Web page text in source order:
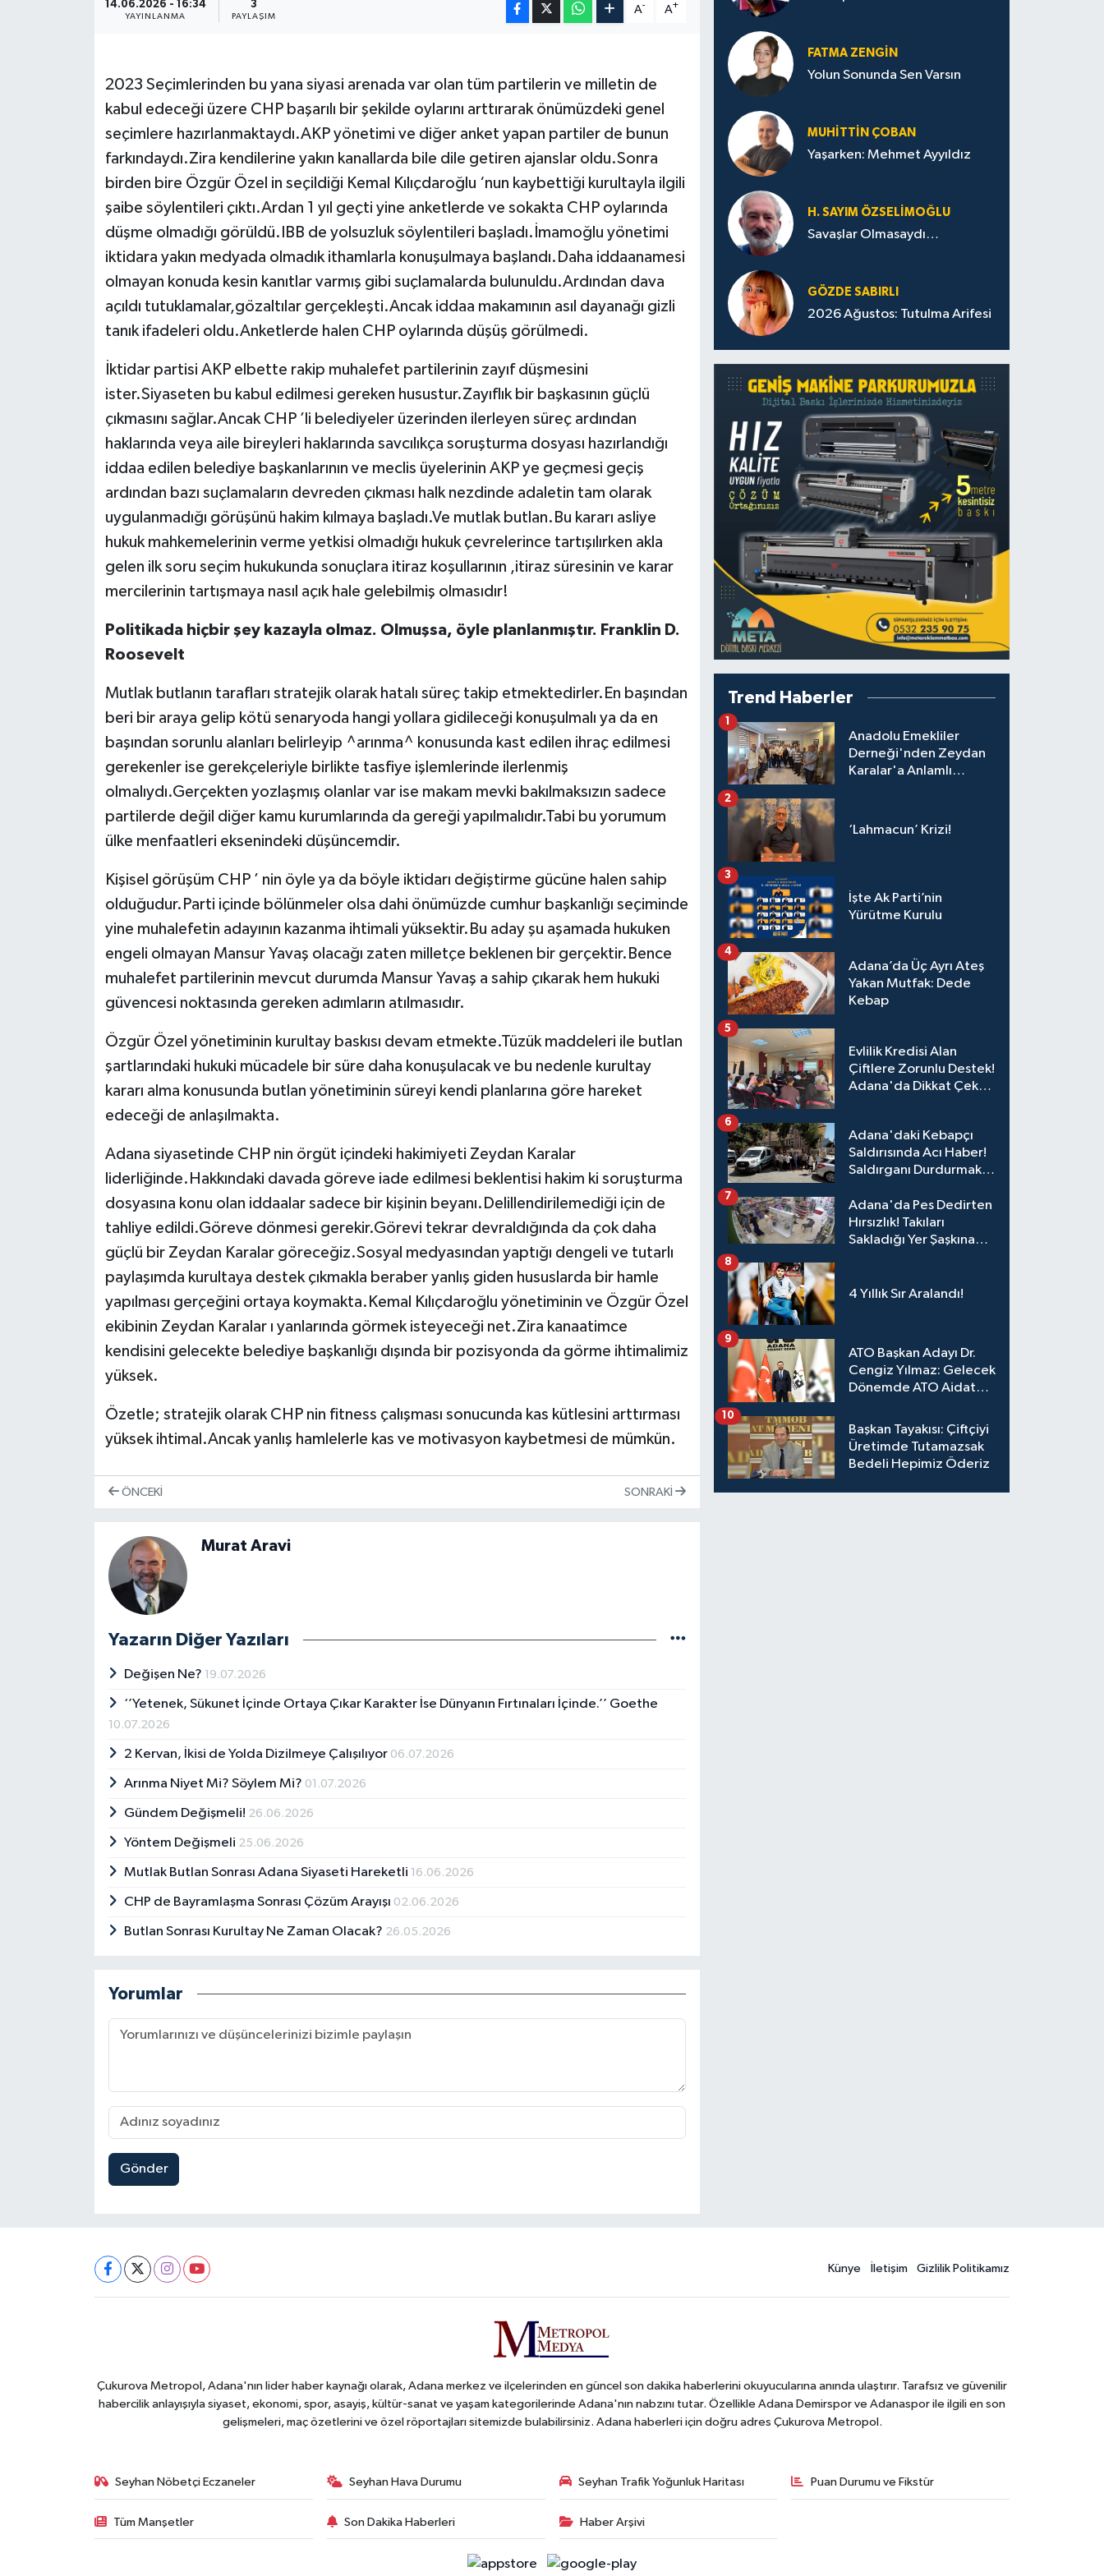
14.06.2026 - 16:34
YAYINLANMA
3
PAYLAŞIM
A- A+
2023 Seçimlerinden bu yana siyasi arenada var olan tüm partilerin ve milletin de
kabul edeceği üzere CHP başarılı bir şekilde oylarını arttırarak önümüzdeki genel
seçimlere hazırlanmaktaydı.AKP yönetimi ve diğer anket yapan partiler de bunun
farkındaydı.Zira kendilerine yakın kanallarda bile dile getiren ajanslar oldu.Sonra
birden bire Özgür Özel in seçildiği Kemal Kılıçdaroğlu ‘nun kaybettiği kurultayla ilgili
şaibe söylentileri çıktı.Ardan 1 yıl geçti yine anketlerde ve sokakta CHP oylarında
düşme olmadığı görüldü.IBB de yolsuzluk söylentileri başladı.İmamoğlu yönetimi
iktidara yakın medyada olmadık ithamlarla konuşulmaya başlandı.Daha iddaanamesi
olmayan konuda kesin kanıtlar varmış gibi suçlamalarda bulunuldu.Ardından dava
açıldı tutuklamalar,gözaltılar gerçekleşti.Ancak iddaa makamının asıl dayanağı gizli
tanık ifadeleri oldu.Anketlerde halen CHP oylarında düşüş görülmedi.
İktidar partisi AKP elbette rakip muhalefet partilerinin zayıf düşmesini
ister.Siyaseten bu kabul edilmesi gereken husustur.Zayıflık bir başkasının güçlü
çıkmasını sağlar.Ancak CHP ’li belediyeler üzerinden ilerleyen süreç ardından
haklarında veya aile bireyleri haklarında savcılıkça soruşturma dosyası hazırlandığı
iddaa edilen belediye başkanlarının ve meclis üyelerinin AKP ye geçmesi geçiş
ardından bazı suçlamaların devreden çıkması halk nezdinde adaletin tam olarak
uygulanmadığı görüşünü hakim kılmaya başladı.Ve mutlak butlan.Bu kararı asliye
hukuk mahkemelerinin verme yetkisi olmadığı hukuk çevrelerince tartışılırken akla
gelen ilk soru seçim hukukunda sonuçlara itiraz koşullarının ,itiraz süresinin ve karar
mercilerinin tartışmaya nasıl açık hale gelebilmiş olmasıdır!
Politikada hiçbir şey kazayla olmaz. Olmuşsa, öyle planlanmıştır. Franklin D.
Roosevelt
Mutlak butlanın tarafları stratejik olarak hatalı süreç takip etmektedirler.En başından
beri bir araya gelip kötü senaryoda hangi yollara gidileceği konuşulmalı ya da en
başından sorunlu alanları belirleyip ^arınma^ konusunda kast edilen ihraç edilmesi
gerekenler ise gerekçeleriyle birlikte tasfiye işlemlerinde ilerlenmiş
olmalıydı.Gerçekten yozlaşmış olanlar var ise makam mevki bakılmaksızın sadece
partilerde değil diğer kamu kurumlarında da gereği yapılmalıdır.Tabi bu yorumum
ülke menfaatleri eksenindeki düşüncemdir.
Kişisel görüşüm CHP ’ nin öyle ya da böyle iktidarı değiştirme gücüne halen sahip
olduğudur.Parti içinde bölünmeler olsa dahi önümüzde cumhur başkanlığı seçiminde
yine muhalefetin adayının kazanma ihtimali yüksektir.Bu aday şu aşamada hukuken
engeli olmayan Mansur Yavaş olacağı zaten milletçe beklenen bir gerçektir.Bence
muhalefet partilerinin mevcut durumda Mansur Yavaş a sahip çıkarak hem hukuki
güvencesi noktasında gereken adımların atılmasıdır.
Özgür Özel yönetiminin kurultay baskısı devam etmekte.Tüzük maddeleri ile butlan
şartlarındaki hukuki mücadele bir süre daha konuşulacak ve bu nedenle kurultay
kararı alma konusunda butlan yönetiminin süreyi kendi planlarına göre hareket
edeceği de anlaşılmakta.
Adana siyasetinde CHP nin örgüt içindeki hakimiyeti Zeydan Karalar
liderliğinde.Hakkındaki davada göreve iade edilmesi beklentisi hakim ki soruşturma
dosyasına konu olan iddaalar sadece bir kişinin beyanı.Delillendirilemediği için de
tahliye edildi.Göreve dönmesi gerekir.Görevi tekrar devraldığında da çok daha
güçlü bir Zeydan Karalar göreceğiz.Sosyal medyasından yaptığı dengeli ve tutarlı
paylaşımda kurultaya destek çıkmakla beraber yanlış giden hususlarda bir hamle
yapılması gerçeğini ortaya koymakta.Kemal Kılıçdaroğlu yönetiminin ve Özgür Özel
ekibinin Zeydan Karalar ı yanlarında görmek isteyeceği net.Zira kanaatimce
kendisini gelecekte belediye başkanlığı dışında bir pozisyonda da görme ihtimalimiz
yüksek.
Özetle; stratejik olarak CHP nin fitness çalışması sonucunda kas kütlesini arttırması
yüksek ihtimal.Ancak yanlış hamlelerle kas ve motivasyon kaybetmesi de mümkün.
ÖNCEKI SONRAKI
Murat Aravi
Yazarın Diğer Yazıları
Değişen Ne? 19.07.2026
‘’Yetenek, Sükunet İçinde Ortaya Çıkar Karakter İse Dünyanın Fırtınaları İçinde.’’ Goethe
10.07.2026
2 Kervan, İkisi de Yolda Dizilmeye Çalışılıyor 06.07.2026
Arınma Niyet Mi? Söylem Mi? 01.07.2026
Gündem Değişmeli! 26.06.2026
Yöntem Değişmeli 25.06.2026
Mutlak Butlan Sonrası Adana Siyaseti Hareketli 16.06.2026
CHP de Bayramlaşma Sonrası Çözüm Arayışı 02.06.2026
Butlan Sonrası Kurultay Ne Zaman Olacak? 26.05.2026
Yorumlar
Gönder
FATMA ZENGIN
Yolun Sonunda Sen Varsın
MUHITTIN ÇOBAN
Yaşarken: Mehmet Ayyıldız
H. SAYIM ÖZSELİMOĞLU
Savaşlar Olmasaydı…
GÖZDE SABIRLI
2026 Ağustos: Tutulma Arifesi
Trend Haberler
Anadolu Emekliler
Derneği'nden Zeydan
Karalar'a Anlamlı
1
‘Lahmacun’ Krizi!
2
İşte Ak Parti’nin
Yürütme Kurulu
3
Adana’da Üç Ayrı Ateş
Yakan Mutfak: Dede
Kebap
4
Evlilik Kredisi Alan
Çiftlere Zorunlu Destek!
Adana'da Dikkat Çeken
5
Adana'daki Kebapçı
Saldırısında Acı Haber!
Saldırganı Durdurmak
Kaybetti
6
Adana'da Pes Dedirten
Hırsızlık! Takıları
Sakladığı Yer Şaşkına
7
4 Yıllık Sır Aralandı!
8
ATO Başkan Adayı Dr.
Cengiz Yılmaz: Gelecek
Dönemde ATO Aidat
Üyelerimize Ve
Adana'ya Yatırılacak
9
Başkan Tayakısı: Çiftçiyi
Üretimde Tutamazsak
Bedeli Hepimiz Öderiz
10
Künye İletişim Gizlilik Politikamız
Çukurova Metropol, Adana'nın lider haber kaynağı olarak, Adana merkez ve ilçelerinden en güncel son dakika haberlerini okuyucularına anında ulaştırır. Tarafsız ve güvenilir
habercilik anlayışıyla siyaset, ekonomi, spor, asayiş, kültür-sanat ve yaşam kategorilerinde Adana'nın nabzını tutar. Özellikle Adana Demirspor ve Adanaspor ile ilgili en son
gelişmeleri, maç özetlerini ve özel röportajları sitemizde bulabilirsiniz. Adana haberleri için doğru adres Çukurova Metropol.
Seyhan Nöbetçi Eczaneler Seyhan Hava Durumu Seyhan Trafik Yoğunluk Haritası Puan Durumu ve Fikstür
Tüm Manşetler Son Dakika Haberleri Haber Arşivi